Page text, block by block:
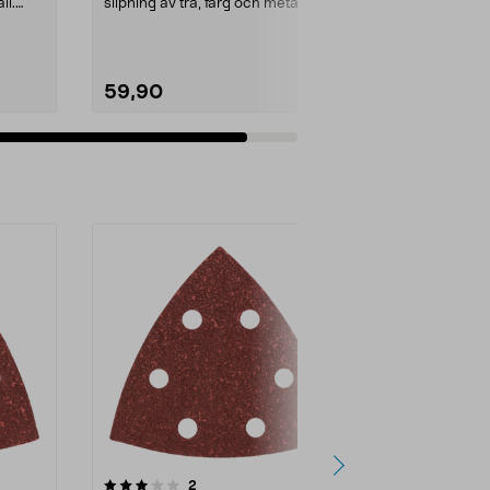
slipning av trä, färg och metall.
59,90
2